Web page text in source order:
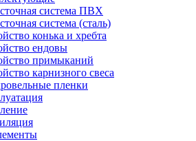
система ПВХ
система (сталь)
конька и хребта
ендовы
примыканий
карнизного свеса
пленки